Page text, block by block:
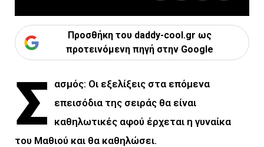
Προσθήκη του daddy-cool.gr ως
προτεινόμενη πηγή στην Google
Σ
ασμός: Οι εξελίξεις στα επόμενα
επεισόδια της σειράς θα είναι
καθηλωτικές αφού έρχεται η γυναίκα
του Μαθιού και θα καθηλώσει.